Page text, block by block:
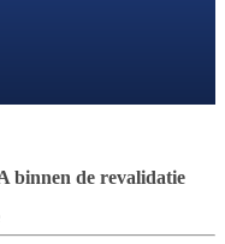
binnen de revalidatie